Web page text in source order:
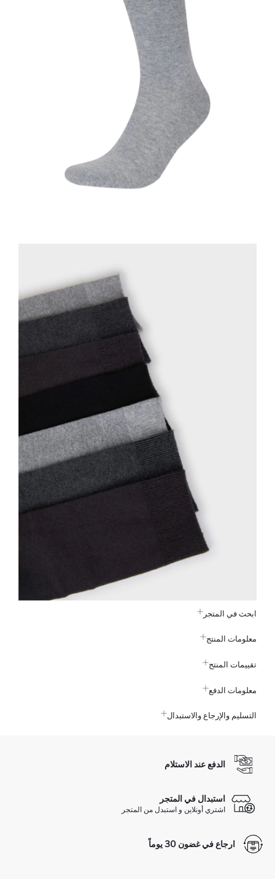
ابحث في المتجر
معلومات المنتج
تقييمات المنتج
معلومات الدفع
التسليم والإرجاع والاستبدال
الدفع عند الاستلام
استبدال في المتجر
اشتري أونلاين و استبدل من المتجر
ارجاع في غضون 30 يوماً